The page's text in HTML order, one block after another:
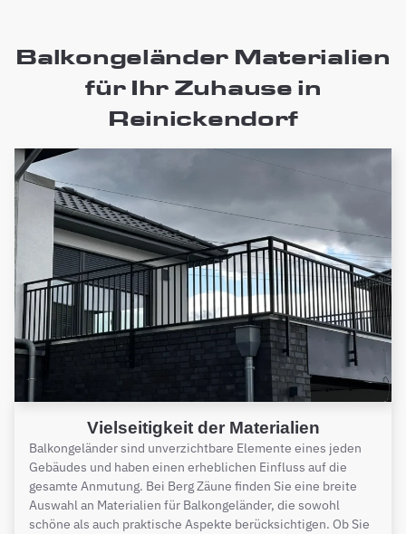
Balkongeländer Materialien
für Ihr Zuhause in
Reinickendorf
Vielseitigkeit der Materialien
Balkongeländer sind unverzichtbare Elemente eines jeden
Gebäudes und haben einen erheblichen Einfluss auf die
gesamte Anmutung. Bei Berg Zäune finden Sie eine breite
Auswahl an Materialien für Balkongeländer, die sowohl
schöne als auch praktische Aspekte berücksichtigen. Ob Sie